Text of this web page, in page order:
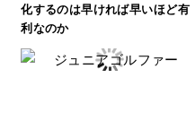
化するのは早ければ早いほど有
利なのか